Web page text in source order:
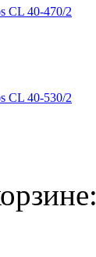
CL 40-470/2
CL 40-530/2